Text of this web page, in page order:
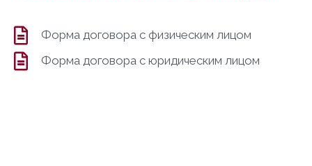
Форма договора с физическим лицом
Форма договора с юридическим лицом